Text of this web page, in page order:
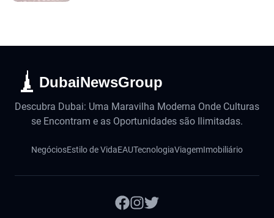
DubaiNewsGroup
Descubra Dubai: Uma Maravilha Moderna Onde Culturas
se Encontram e as Oportunidades são Ilimitadas.
NegóciosEstilo de VidaEAUTecnologiaViagemImobiliário